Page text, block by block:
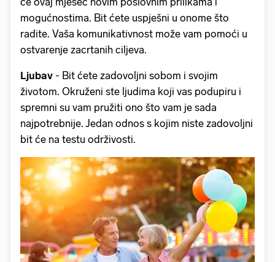
mogućnostima. Bit ćete uspješni u onome što
radite. Vaša komunikativnost može vam pomoći u
ostvarenje zacrtanih ciljeva.
Ljubav - Bit ćete zadovoljni sobom i svojim
životom. Okruženi ste ljudima koji vas podupiru i
spremni su vam pružiti ono što vam je sada
najpotrebnije. Jedan odnos s kojim niste zadovoljni
bit će na testu održivosti.